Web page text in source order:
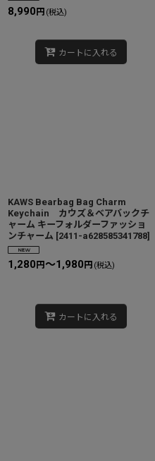
8,990 円 (税込)
カートに入れる
KAWS Bearbag Bag Charm
Keychain カウズ＆ベアバックチ
ャーム キーフォルダーファッショ
ンチャーム [2411-a628585341788]
1,280 円 ～1,980 円 (税込)
カートに入れる